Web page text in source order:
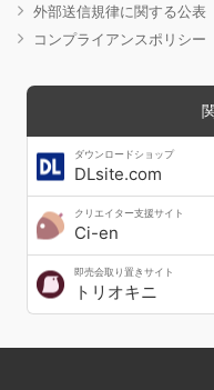
外部送信規律に関する公表
コンプライアンスポリシー
ダウンロードショップ
DLsite.com
クリエイター支援サイト
Ci-en
即売会取り置きサイト
トリオキニ